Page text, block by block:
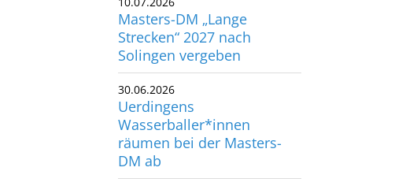
Masters-DM „Lange
Strecken“ 2027 nach
Solingen vergeben
30.06.2026
Uerdingens
Wasserballer*innen
räumen bei der Masters-
DM ab